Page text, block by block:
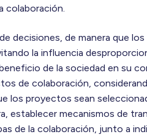
colaboración.
decisiones, de manera que
la influencia
de la sociedad en su
de colaboración,
los proyectos sean
establecer mecanismos de
de la colaboración, junto a